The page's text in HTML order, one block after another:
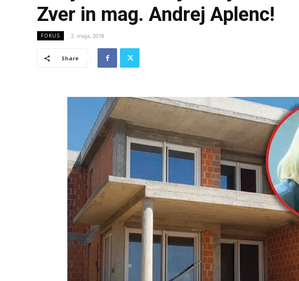
Zver in mag. Andrej Aplenc!
FOKUS 2. maja, 2018
Share